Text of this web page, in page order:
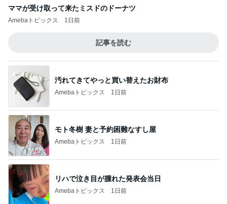
ママが受け取って来たミスドのドーナツ
Amebaトピックス 1日前
記事を読む
汚れてきてやっと買い替えたお財布
Amebaトピックス 1日前
モト冬樹 妻と予約困難なすし屋
Amebaトピックス 1日前
リハで泣き目が腫れた発表会当日
Amebaトピックス 1日前